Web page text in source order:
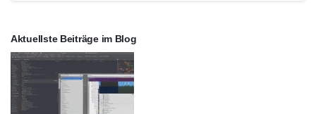
Aktuellste Beiträge im Blog